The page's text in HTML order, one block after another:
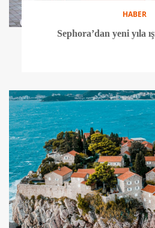
HABER
Sephora’dan yeni yıla